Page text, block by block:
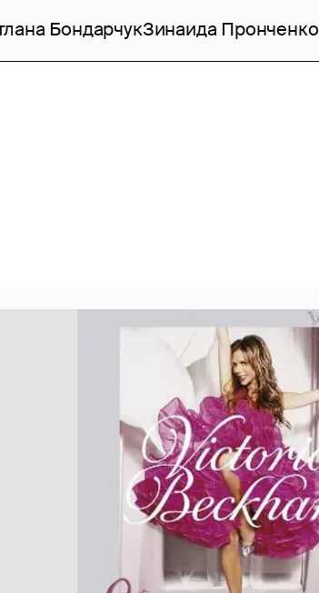
БондарчукЗинаида Пронченко